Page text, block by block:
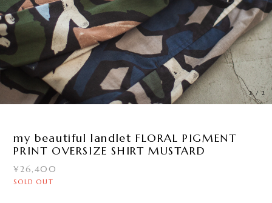
1/2
my beautiful landlet FLORAL PIGMENT
PRINT OVERSIZE SHIRT MUSTARD
¥26,400
SOLD OUT